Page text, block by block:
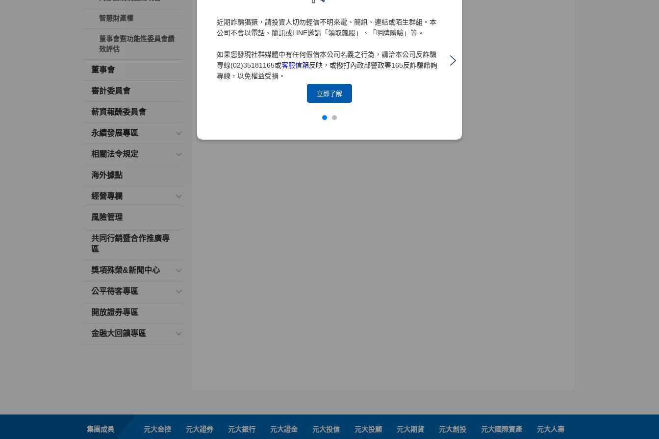
近期詐騙猖獗，請投資人切勿輕信不明來電、簡訊、連結或陌生群組。本
公司不會以電話、簡訊或LINE邀請「領取飆股」、「明牌體驗」等。
如果您發現社群媒體中有任何假借本公司名義之行為，請洽本公司反詐騙
專線(02)35181165或客服信箱反映，或撥打內政部警政署165反詐騙諮詢
專線，以免權益受損。
立即了解
智慧財產權
董事會暨功能性委員會績
效評估
董事會
審計委員會
薪資報酬委員會
永續發展專區
相關法令規定
海外據點
經營專欄
風險管理
共同行銷暨合作推廣專
區
獎項殊榮&新聞中心
公平待客專區
開放證券專區
金融大回饋專區
集團成員 元大金控 元大證券 元大銀行 元大證金 元大投信 元大投顧 元大期貨 元大創投 元大國際資產 元大人壽